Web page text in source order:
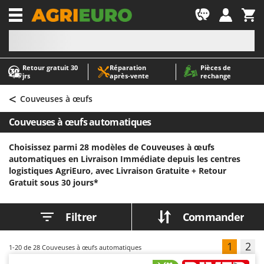
Retour gratuit 30
jrs
Réparation
après‑vente
Pièces de
rechange
-1
A
Abris de jardin
Accessoires pour tracteurs tondeuses autoportés
Aérateurs Scarificateurs pour gazon
Arracheuses de pommes de terre pour tracteur
Aspirateurs - Balais Électriques
Aspirateurs à cendres
Aspirateurs à feuilles sur roues
Aspirateurs de piscine
Aspirateurs Multifonctions
Atomiseurs pour traitements
A
AgriEuro Premium
AgriEuro TOP-LINE
AGT
Aima
Airmec
AL-KO
ALA 2000
Alce
< Couveuses à œufs
Couveuses à œufs automatiques
Choisissez parmi 28 modèles de Couveuses à œufs
automatiques en Livraison Immédiate depuis les centres
logistiques AgriEuro, avec Livraison Gratuite + Retour
Gratuit sous 30 jours*
Filtrer Commander
1-20 de 28 Couveuses à œufs automatiques 1 2